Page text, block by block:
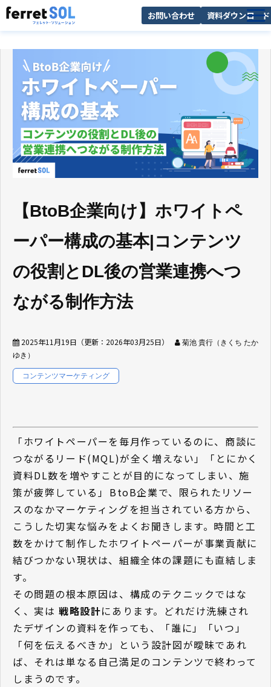
お問い合わせ 資料ダウンロード
サービス一覧
選ばれる理由
導入事例
お役立ち情報
【BtoB企業向け】ホワイトペ
ーパー構成の基本|コンテンツ
の役割とDL後の営業連携へつ
ながる制作方法
2025年11月19日 （更新： 2026年03月25日）
菊池 貴行（きくち たか
ゆき）
コンテンツマーケティング
「ホワイトペーパーを毎月作っているのに、商談に
つながるリード(MQL)が全く増えない」「とにかく
資料DL数を増やすことが目的になってしまい、施
策が疲弊している」――BtoB企業で、限られたリソー
スのなかマーケティングを担当されている方から、
こうした切実な悩みをよくお聞きします。時間と工
数をかけて制作したホワイトペーパーが事業貢献に
結びつかない現状は、組織全体の課題にも直結しま
す。
その問題の根本原因は、構成のテクニックではな
く、実は 戦略設計にあります。どれだけ洗練され
たデザインの資料を作っても、「誰に」「いつ」
「何を伝えるべきか」という設計図が曖昧であれ
ば、それは単なる自己満足のコンテンツで終わって
しまうのです。